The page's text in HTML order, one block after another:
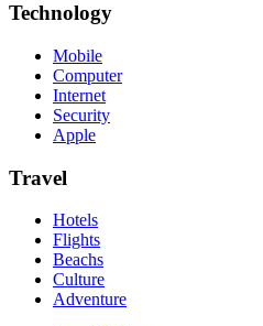
Technology
Mobile
Computer
Internet
Security
Apple
Travel
Hotels
Flights
Beachs
Culture
Adventure